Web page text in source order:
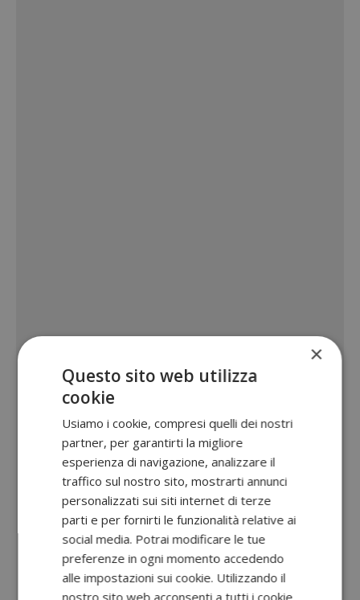
×
Questo sito web utilizza
cookie
Usiamo i cookie, compresi quelli dei nostri
partner, per garantirti la migliore
esperienza di navigazione, analizzare il
traffico sul nostro sito, mostrarti annunci
personalizzati sui siti internet di terze
parti e per fornirti le funzionalità relative ai
social media. Potrai modificare le tue
preferenze in ogni momento accedendo
alle impostazioni sui cookie. Utilizzando il
nostro sito web acconsenti a tutti i cookie